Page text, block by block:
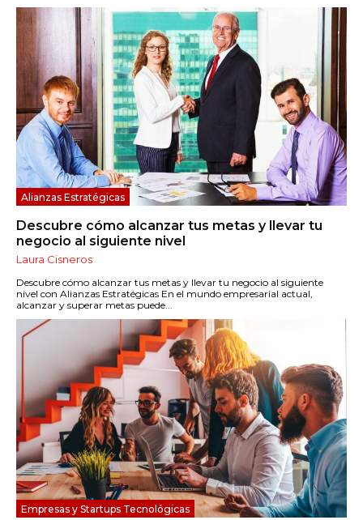
Alianzas Estratégicas
Descubre cómo alcanzar tus metas y llevar tu
negocio al siguiente nivel
Laura Cisneros
Descubre cómo alcanzar tus metas y llevar tu negocio al siguiente
nivel con Alianzas Estratégicas En el mundo empresarial actual,
alcanzar y superar metas puede...
Empresas y Startups Tecnológicas